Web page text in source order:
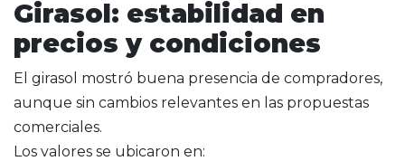
Girasol: estabilidad en
precios y condiciones
El girasol mostró buena presencia de compradores,
aunque sin cambios relevantes en las propuestas
comerciales.
Los valores se ubicaron en: